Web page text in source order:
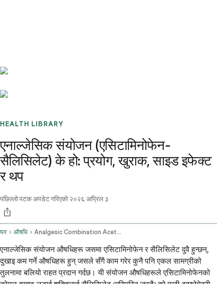
HEALTH LIBRARY
एनाल्जेसिक संयोजन (एसिटामिनोफेन-
सैलिसिलेट) के हो: प्रयोग, खुराक, साइड इफेक्ट
र थप
पछिल्लो पटक अपडेट गरिएको २०२६ अप्रिल ३
घर औषधि Analgesic Combination Acetaminophen Salicylate Oral Route
एनाल्जेसिक संयोजन औषधिहरू जसमा एसिटामिनोफेन र सैलिसिलेट दुवै हुन्छन्,
दुखाइ कम गर्ने औषधिहरू हुन् जसले सँगै काम गरेर कुनै पनि एकल सामग्रीको
तुलनामा बलियो राहत प्रदान गर्दछ। यी संयोजन औषधिहरूले एसिटामिनोफेनको